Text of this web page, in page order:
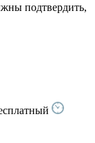
подтвердить,